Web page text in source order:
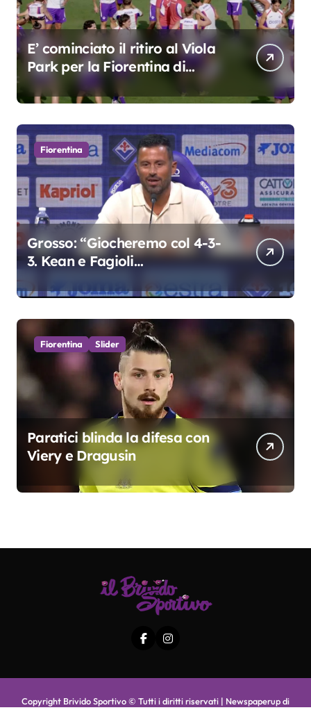
E’ cominciato il ritiro al Viola
Park per la Fiorentina di
Grosso
Fiorentina
Grosso: “Giocheremo col 4-3-
3. Kean e Fagioli
colpo”
Fiorentina Slider
Paratici blinda la difesa con
Viery e Dragusin
Copyright Brivido Sportivo © Tutti i diritti riservati | Newspaperupdi